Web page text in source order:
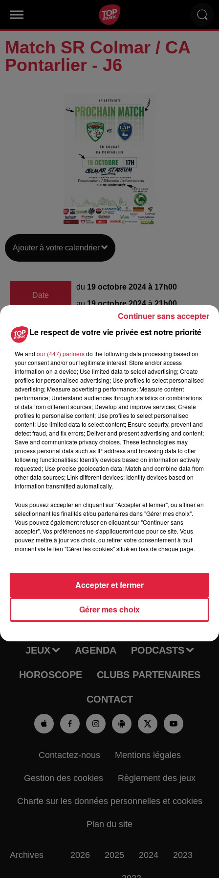
Match SR Colmar / CA
Pontarlier - J6
Ajouter à votre calendrier
Date
du 19 octobre 2024 à 17h00
au19 octobre 2024 à 21h00
68000 Colmar
Organisateur https://www.facebook.com/srcolmar/
Tarif Payant
Vérifiez les horaires avant chaque match
RADIO INFOS
TRAQUEURS D'EMPLOI CASTING
JEUX AGENDA PODCASTS
HOROSCOPE CLUBS PARTENAIRES
CONTACT
Contactez-nous Mentions légales
Gestion des cookies Règlement des jeux
Charte sur les données personnelles et cookies
Plan du site
Archives 2026 2025 2024 2023
Le respect de votre vie privée est notre priorité
We and our (447) partnersdo the following data processing based on
your consent and/or our legitimate interest: Store and/or access
information on a device; Use limited data to select advertising; Create
profiles for personalised advertising; Use profiles to select personalised
advertising; Measure advertising performance; Measure content
performance; Understand audiences through statistics or combinations
of data from different sources; Develop and improve services; Create
profiles to personalise content; Use profiles to select personalised
content; Use limited data to select content; Ensure security, prevent and
detect fraud, and fix errors; Deliver and present advertising and content;
Save and communicate privacy choices. These technologies may
process personal data such as IP address and browsing data to offer
following functionalities: Identify devices based on information actively
requested; Use precise geolocation data; Match and combine data from
other data sources; Link different devices; Identify devices based on
information transmitted automatically.
Vous pouvez accepter en cliquant sur "Accepter et fermer", ou affiner en
sélectionnant les finalités et/ou partenaires dans "Gérer mes choix".
Vous pouvez également refuser en cliquant sur "Continuer sans
accepter". Vos préférences ne s'appliqueront que pour ce site. Vous
pouvez mettre à jour vos choix, ou retirer votre consentement à tout
moment via le lien "Gérer les cookies" situé en bas de chaque page.
Gérer mes choix
Accepter et fermer
Continuer sans accepter